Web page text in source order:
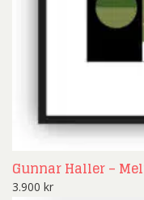
Gunnar Haller –
3.900 kr